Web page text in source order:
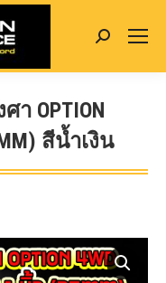
Search:
OPTION
สีน้ำเงิน
here: